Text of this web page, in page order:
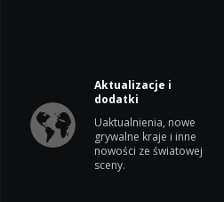
Aktualizacje i
dodatki
Uaktualnienia, nowe
grywalne kraje i inne
nowości ze światowej
sceny.